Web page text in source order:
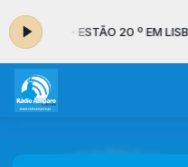
às 07:00 - ESTÃO 20 º EM